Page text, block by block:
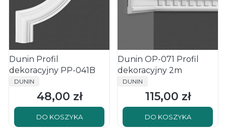
Dunin Profil
dekoracyjny PP-041B
PRODUCENT
DUNIN
Cena
48,00 zł
DO KOSZYKA
Dunin OP-071 Profil
dekoracyjny 2m
PRODUCENT
DUNIN
Cena
115,00 zł
DO KOSZYKA